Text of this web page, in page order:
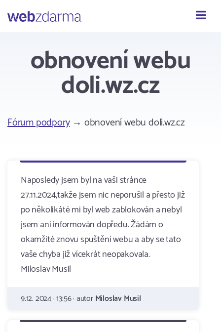
Webzdarma
obnovení webu
doli.wz.cz
Fórum podpory→ obnovení webu doli.wz.cz
Naposledy jsem byl na vaši stránce
27.11.2024,takže jsem nic neporušil a přesto již
po několikáté mi byl web zablokován a nebyl
jsem ani informován dopředu. Žádám o
okamžité znovu spuštění webu a aby se tato
vaše chyba již vícekrát neopakovala.
Miloslav Musil
9.12. 2024 · 13:56 · autorMiloslav Musil